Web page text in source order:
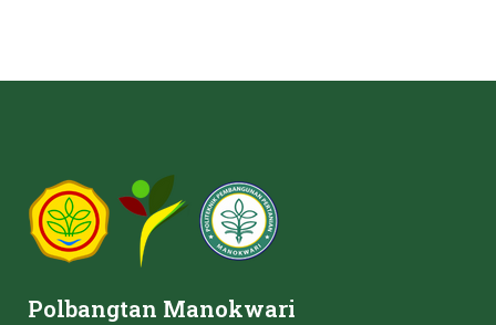
Polbangtan Manokwari